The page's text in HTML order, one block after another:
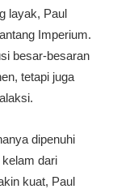
layak, Paul
Imperium.
besar-besaran
tetapi juga
dipenuhi
dari
kuat, Paul